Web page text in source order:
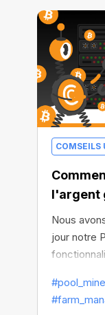
COMSEILS
l'argent
Nous
jour notre
apprécié.
également